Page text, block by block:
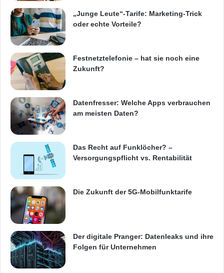
„Junge Leute“-Tarife: Marketing-Trick
oder echte Vorteile?
Festnetztelefonie – hat sie noch eine
Zukunft?
Datenfresser: Welche Apps verbrauchen
am meisten Daten?
Das Recht auf Funklöcher? –
Versorgungspflicht vs. Rentabilität
Die Zukunft der 5G-Mobilfunktarife
Der digitale Pranger: Datenleaks und ihre
Folgen für Unternehmen